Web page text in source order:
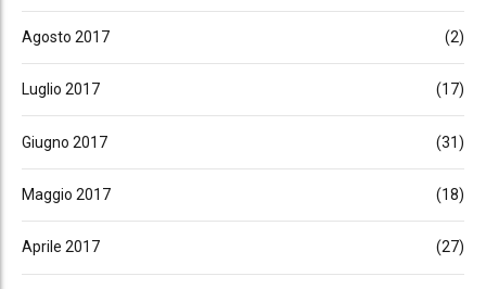
Agosto 2017 (2)
Luglio 2017 (17)
Giugno 2017 (31)
Maggio 2017 (18)
Aprile 2017 (27)